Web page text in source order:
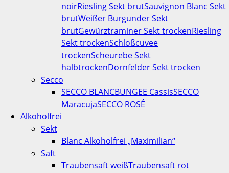
noirRiesling Sekt brutSauvignon Blanc Sekt
brutWeißer Burgunder Sekt
brutGewürztraminer Sekt trockenRiesling
Sekt trockenSchloßcuvee
trockenScheurebe Sekt
halbtrockenDornfelder Sekt trocken
Secco
SECCO BLANCBUNGEE CassisSECCO
MaracujaSECCO ROSÉ
Alkoholfrei
Sekt
Blanc Alkoholfrei „Maximilian“
Saft
Traubensaft weißTraubensaft rot